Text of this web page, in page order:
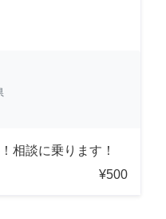
相談に乗ります！
¥500